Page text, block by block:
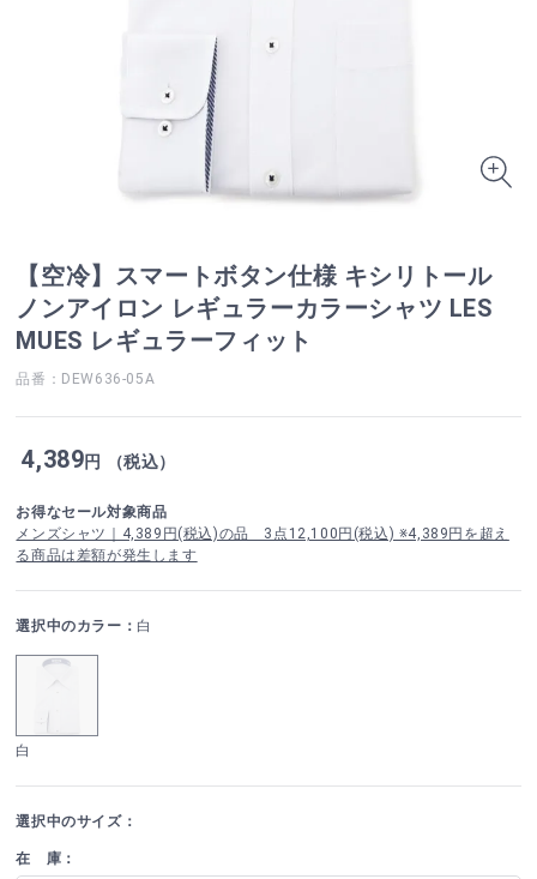
【空冷】スマートボタン仕様 キシリトール
ノンアイロン レギュラーカラーシャツ LES
MUES レギュラーフィット
品番：DEW636-05A
4,389円 （税込）
お得なセール対象商品
メンズシャツ｜4,389円(税込)の品 3点12,100円(税込) ※4,389円を超え
る商品は差額が発生します
選択中のカラー： 白
白
選択中のサイズ：
在 庫：